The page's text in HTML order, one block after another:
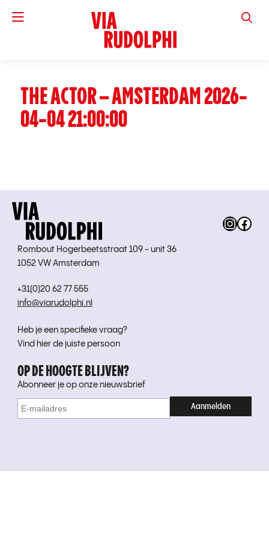
VIA
THE ACTOR – AMSTERDAM 2026-
04-04 21:00:00
Rombout Hogerbeetsstraat 109 - unit 36
1052 VW Amsterdam
+31(0)20 62 77 555
info@viarudolphi.nl
Heb je een specifieke vraag?
Vind hier de juiste persoon
OP DE HOOGTE BLIJVEN?
Abonneer je op onze nieuwsbrief